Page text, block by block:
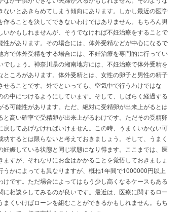
ないとあきらめてしまう傾向にあります。しかし最近の医学
作ることを決してできないわけではありません。もちろん男
いかもしれませんが、そうでなければ不妊治療をすることで
性があります。その場合には、体外受精などが中心になるで
方で体外受精をする場合には、不妊治療を専門的に行ってい
でしょう。神奈川県の湘南地方には、不妊治療で体外受精を
ところがあります。体外受精とは、女性の卵子と男性の精子
せることです。外でといっても、空気中で行うわけではな
の中につけるようにしています。そして、しばらく経過する
る可能性があります。ただ、絶対に受精卵が出来上がるとは
と高い確率で受精卵が出来上がるわけです。ただその受精卵
戻してあげなければいけません。この時、うまくいかない可
するとは限らないと考えておきましょう。そして、うまく
妊娠している状態と同じ状態になり得ます。ここまでは、医
ますが、それなりにお金はかかることを覚悟しておきましょ
うかによっても異なりますが、概ね1年間で1000000円以上
けです。ただ場合によってはもう少し高くなるケースもある
に相談をしてみるのが良いです。最近は、医療に関するロー
まくいけばローンを組むことができるかもしれません。もち